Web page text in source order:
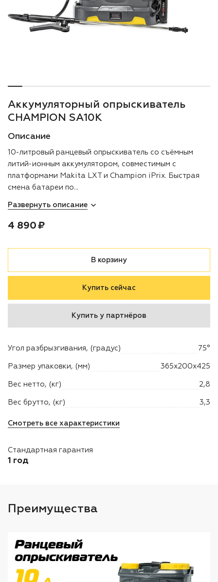
Воздуходувки
Генераторы
Скарификаторы
Мотопомпы
Подметальные машины
Строительная техника
Снегоотбрасыватели
Техника PRO
Высоторезы
Аккумуляторный опрыскиватель
CHAMPION SA10K
Описание
10-литровый ранцевый опрыскиватель со съёмным
литий-ионным аккумулятором, совместимым с
платформами Makita LXT и Champion iPrix. Быстрая
смена батареи по...
Развернуть описание
В корзину
Купить сейчас
Купить у партнёров
Угол разбрызгивания, (градус) 75°
Размер упаковки, (мм) 365х200х425
Вес нетто, (кг) 2,8
Вес брутто, (кг) 3,3
Смотреть все характеристики
Стандартная гарантия
1 год
Цена:
4 890 ₽рублей
Преимущества